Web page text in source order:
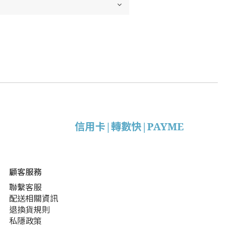
信用卡|轉數快|PAYME
顧客服務
聯繫客服
配送相關資訊
退換貨規則
私隱政策